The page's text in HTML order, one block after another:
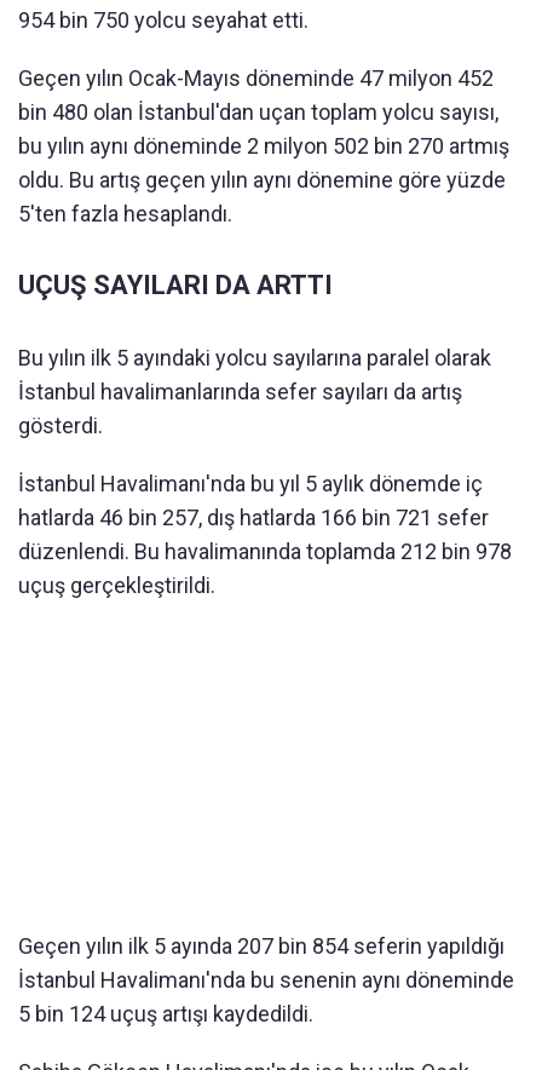
954 bin 750 yolcu seyahat etti.
Geçen yılın Ocak-Mayıs döneminde 47 milyon 452
bin 480 olan İstanbul'dan uçan toplam yolcu sayısı,
bu yılın aynı döneminde 2 milyon 502 bin 270 artmış
oldu. Bu artış geçen yılın aynı dönemine göre yüzde
5'ten fazla hesaplandı.
UÇUŞ SAYILARI DA ARTTI
Bu yılın ilk 5 ayındaki yolcu sayılarına paralel olarak
İstanbul havalimanlarında sefer sayıları da artış
gösterdi.
İstanbul Havalimanı'nda bu yıl 5 aylık dönemde iç
hatlarda 46 bin 257, dış hatlarda 166 bin 721 sefer
düzenlendi. Bu havalimanında toplamda 212 bin 978
uçuş gerçekleştirildi.
Geçen yılın ilk 5 ayında 207 bin 854 seferin yapıldığı
İstanbul Havalimanı'nda bu senenin aynı döneminde
5 bin 124 uçuş artışı kaydedildi.